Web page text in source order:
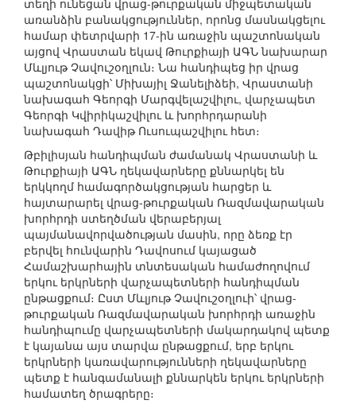
տեղի ունեցան վրաց-թուրքական միջպետական
առանձին բանակցություններ, որոնց մասնակցելու
համար փետրվարի 17-ին առաջին պաշտոնական
այցով Վրաստան եկավ Թուրքիայի ԱԳՆ նախարար
Մևլյութ Չավուշօղլուն։ Նա հանդիպեց իր վրաց
պաշտոնակցի՝ Միխայիլ Ջանելիձեի, Վրաստանի
նախագահ Գեորգի Մարգվելաշվիլու, վարչապետ
Գեորգի Կվիրիկաշվիլու և խորհրդարանի
նախագահ Դավիթ Ուսուպաշվիլու հետ։
Թբիլիսյան հանդիպման ժամանակ Վրաստանի և
Թուրքիայի ԱԳՆ ղեկավարները քննարկել են
երկկողմ համագործակցության հարցեր և
հայտարարել վրաց-թուրքական Ռազմավարական
խորհրդի ստեղծման վերաբերյալ
պայմանավորվածության մասին, որը ձեռք էր
բերվել հունվարին Դավոսում կայացած
Համաշխարհային տնտեսական համաժողովում
երկու երկրների վարչապետների հանդիպման
ընթացքում։ Ըստ Մևլյութ Չավուշօղլուի՝ վրաց-
թուրքական Ռազմավարական խորհրդի առաջին
հանդիպումը վարչապետների մակարդակով պետք
է կայանա այս տարվա ընթացքում, երբ երկու
երկրների կառավարությունների ղեկավարները
պետք է հանգամանալի քննարկեն երկու երկրների
համատեղ ծրագրերը։